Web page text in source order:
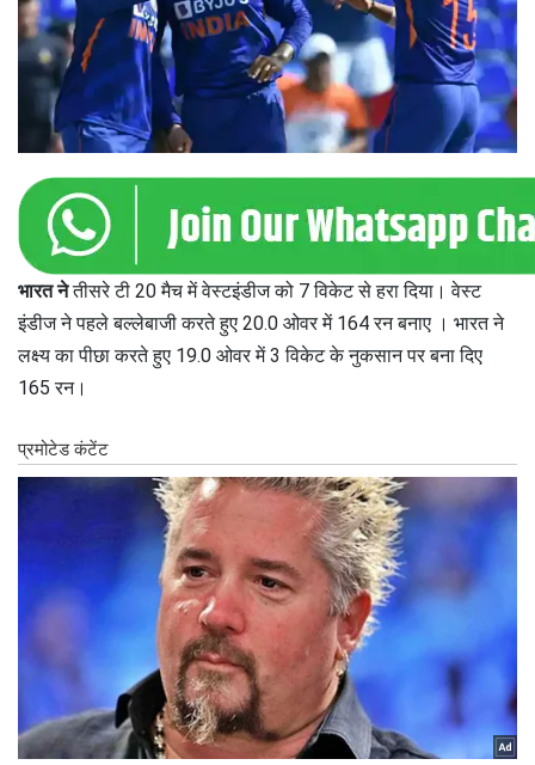
भारत नेतीसरे टी 20 मैच में वेस्टइंडीज को 7 विकेट से हरा दिया। वेस्ट
इंडीज ने पहले बल्लेबाजी करते हुए 20.0 ओवर में 164 रन बनाए । भारत ने
लक्ष्य का पीछा करते हुए 19.0 ओवर में 3 विकेट के नुकसान पर बना दिए
165 रन।